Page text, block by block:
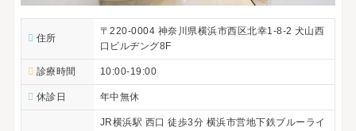
住所
〒220-0004 神奈川県横浜市西区北幸1-8-2 犬山西
口ビルヂング8F
診療時間 10:00-19:00
休診日 年中無休
JR横浜駅 西口 徒歩3分 横浜市営地下鉄ブルーライ